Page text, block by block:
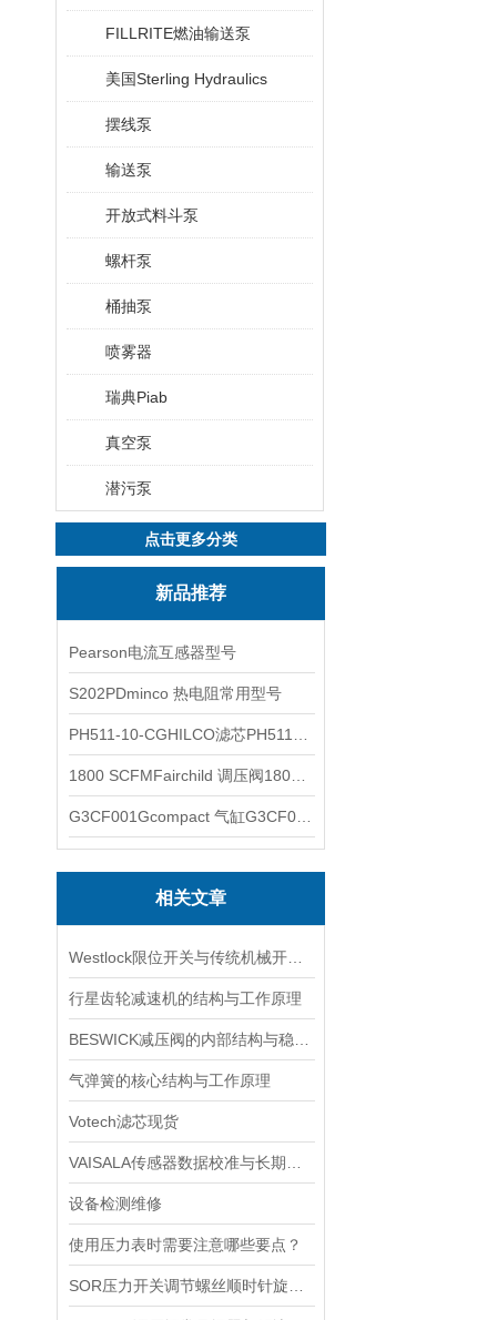
FILLRITE燃油输送泵
美国Sterling Hydraulics
摆线泵
输送泵
开放式料斗泵
螺杆泵
桶抽泵
喷雾器
瑞典Piab
真空泵
潜污泵
点击更多分类
新品推荐
Pearson电流互感器型号
S202PDminco 热电阻常用型号
相关文章
行星齿轮减速机的结构与工作原理
气弹簧的核心结构与工作原理
Votech滤芯现货
设备检测维修
使用压力表时需要注意哪些要点？